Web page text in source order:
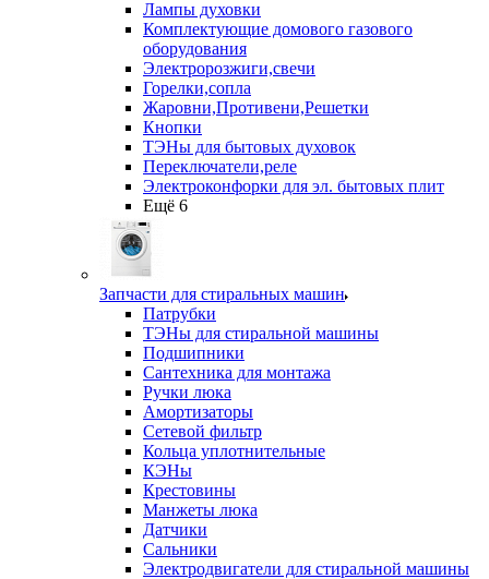
Лампы духовки
Комплектующие домового газового
оборудования
Электророзжиги,свечи
Горелки,сопла
Жаровни,Противени,Решетки
Кнопки
ТЭНы для бытовых духовок
Переключатели,реле
Электроконфорки для эл. бытовых плит
Ещё 6
Запчасти для стиральных машин
Патрубки
ТЭНы для стиральной машины
Подшипники
Сантехника для монтажа
Ручки люка
Амортизаторы
Сетевой фильтр
Кольца уплотнительные
КЭНы
Крестовины
Манжеты люка
Датчики
Сальники
Электродвигатели для стиральной машины